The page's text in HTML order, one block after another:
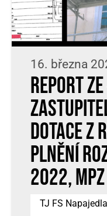
16. března
Report
dotace z
plnění
2022,
TJ FS Napajedla